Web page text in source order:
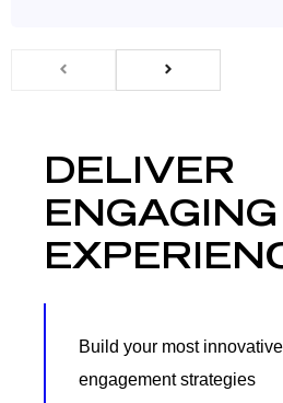
DELIVER
ENGAGING
Build your most
engagement strategies